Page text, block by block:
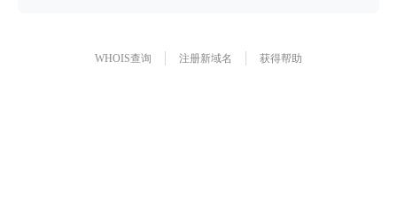
WHOIS查询 注册新域名 获得帮助